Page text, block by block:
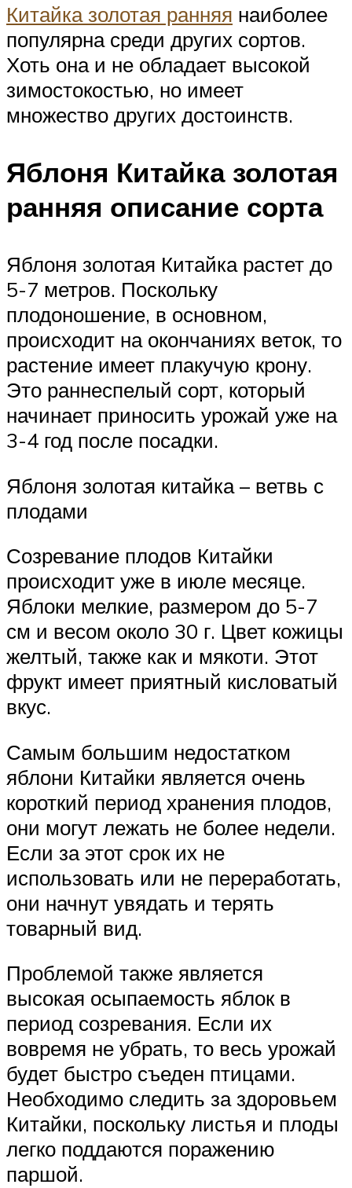
Китайка золотая ранняя наиболее
популярна среди других сортов.
Хоть она и не обладает высокой
зимостокостью, но имеет
множество других достоинств.
Яблоня Китайка золотая
ранняя описание сорта
Яблоня золотая Китайка растет до
5-7 метров. Поскольку
плодоношение, в основном,
происходит на окончаниях веток, то
растение имеет плакучую крону.
Это раннеспелый сорт, который
начинает приносить урожай уже на
3-4 год после посадки.
Яблоня золотая китайка – ветвь с
плодами
Созревание плодов Китайки
происходит уже в июле месяце.
Яблоки мелкие, размером до 5-7
см и весом около 30 г. Цвет кожицы
желтый, также как и мякоти. Этот
фрукт имеет приятный кисловатый
вкус.
Самым большим недостатком
яблони Китайки является очень
короткий период хранения плодов,
они могут лежать не более недели.
Если за этот срок их не
использовать или не переработать,
они начнут увядать и терять
товарный вид.
Проблемой также является
высокая осыпаемость яблок в
период созревания. Если их
вовремя не убрать, то весь урожай
будет быстро съеден птицами.
Необходимо следить за здоровьем
Китайки, поскольку листья и плоды
легко поддаются поражению
паршой.